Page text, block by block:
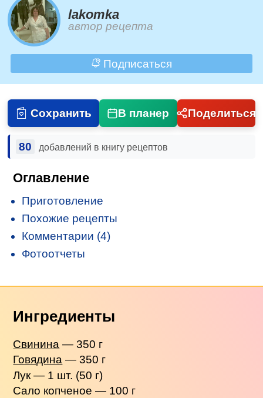
lakomka
автор рецепта
Подписаться
Сохранить В планер Поделиться
80 добавлений в книгу рецептов
Оглавление
Приготовление
Похожие рецепты
Комментарии (4)
Фотоотчеты
Ингредиенты
Свинина — 350 г
Говядина — 350 г
Лук — 1 шт. (50 г)
Сало копченое — 100 г